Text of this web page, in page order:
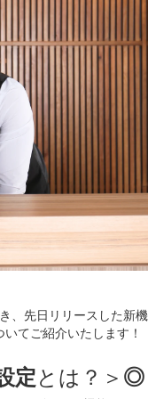
、先日リリースした新
てご紹介いたします！
定とは？＞ ◎